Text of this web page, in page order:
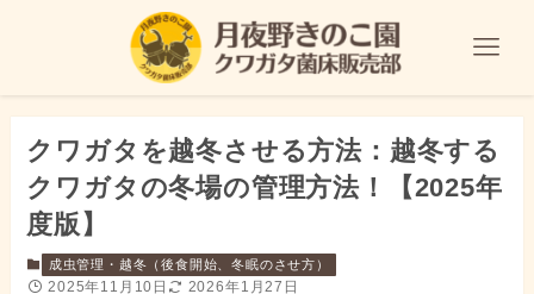
クワガタを越冬させる方法：越冬する
クワガタの冬場の管理方法！【2025年
度版】
成虫管理・越冬（後食開始、冬眠のさせ方）
2025年11月10日 2026年1月27日